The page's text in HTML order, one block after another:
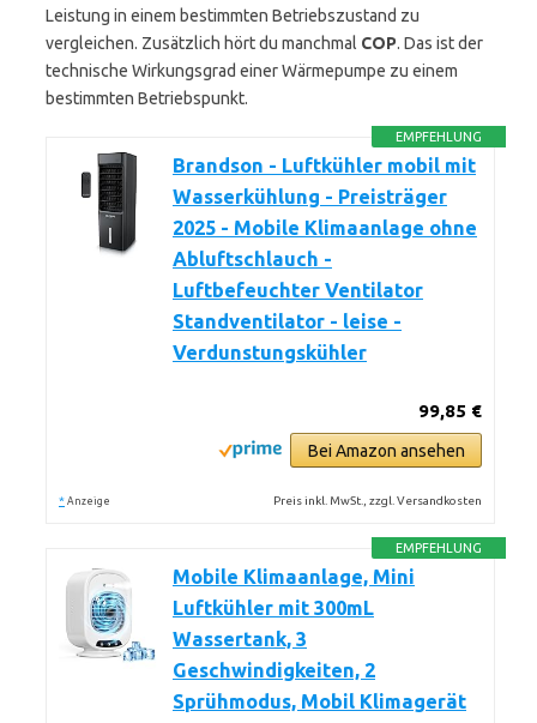
Leistung in einem bestimmten Betriebszustand zu
vergleichen. Zusätzlich hört du manchmal COP. Das ist der
technische Wirkungsgrad einer Wärmepumpe zu einem
bestimmten Betriebspunkt.
EMPFEHLUNG
Brandson - Luftkühler mobil mit
Wasserkühlung - Preisträger
2025 - Mobile Klimaanlage ohne
Abluftschlauch -
Luftbefeuchter Ventilator
Standventilator - leise -
Verdunstungskühler
99,85 €
Bei Amazon ansehen
* Anzeige Preis inkl. MwSt., zzgl. Versandkosten
EMPFEHLUNG
Mobile Klimaanlage, Mini
Luftkühler mit 300mL
Wassertank, 3
Geschwindigkeiten, 2
Sprühmodus, Mobil Klimagerät